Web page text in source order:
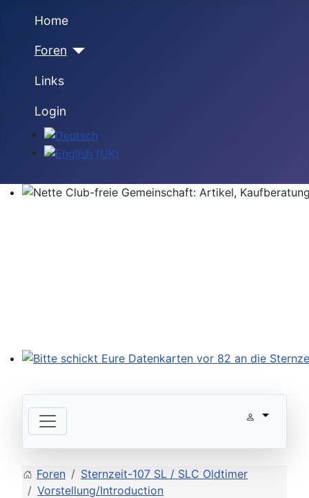
Home
Foren
Links
Login
Sprache auswählen
Foren
Sternzeit-107 SL / SLC Oldtimer
Vorstellung/Introduction